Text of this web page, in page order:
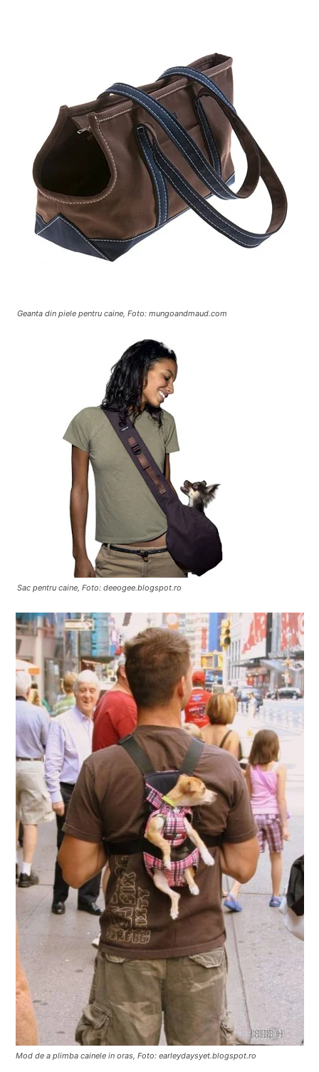
Geanta din piele pentru caine, Foto: mungoandmaud.com
Sac pentru caine, Foto: deeogee.blogspot.ro
Mod de a plimba cainele in oras, Foto: earleydaysyet.blogspot.ro